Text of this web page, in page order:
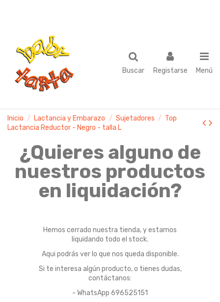
Buscar Registarse Menú
Inicio Lactancia y Embarazo Sujetadores
Top
Lactancia Reductor - Negro - talla L
¿Quieres alguno de
nuestros productos
en liquidación?
Hemos cerrado nuestra tienda, y estamos
liquidando todo el stock.
Aqui podrás ver lo que nos queda disponible.
Si te interesa algún producto, o tienes dudas,
contáctanos:
- WhatsApp 696525151